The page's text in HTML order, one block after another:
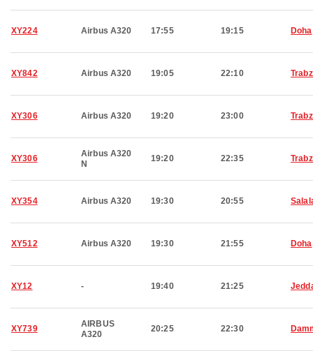
XY224 Airbus A320 17:55 19:15 Doha
XY842 Airbus A320 19:05 22:10
XY306 Airbus A320 19:20 23:00
XY306
Airbus A320
N
19:20 22:35
XY354 Airbus A320 19:30 20:55
XY512 Airbus A320 19:30 21:55 Doha
XY12 - 19:40 21:25
XY739
AIRBUS
A320
20:25 22:30